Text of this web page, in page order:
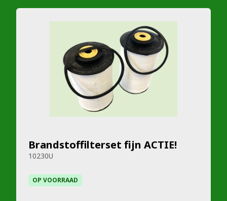
Brandstoffilterset fijn ACTIE!
10230U
OP VOORRAAD